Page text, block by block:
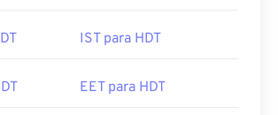
IST para HDT
EET para HDT